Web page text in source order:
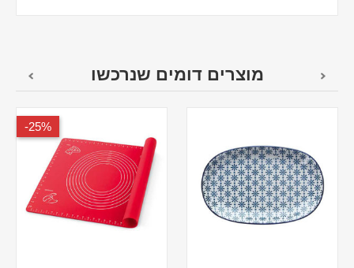
מוצרים דומים שנרכשו
25%-